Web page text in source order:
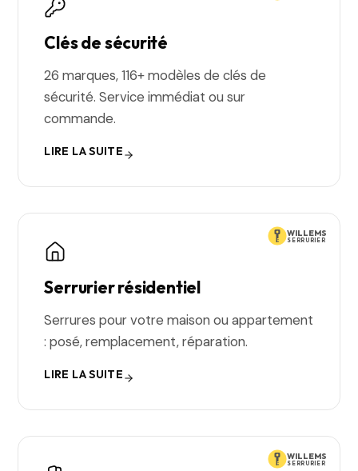
Clés de sécurité
26 marques, 116+ modèles de clés de
sécurité. Service immédiat ou sur
commande.
LIRE LA SUITE
WILLEMS
SERRURIER
Serrurier résidentiel
Serrures pour votre maison ou appartement
: posé, remplacement, réparation.
LIRE LA SUITE
WILLEMS
SERRURIER